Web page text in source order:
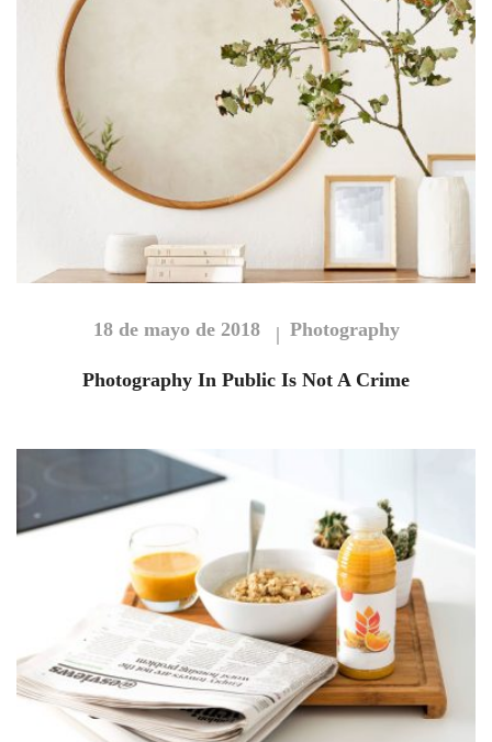
18 de mayo de 2018 Photography
Photography In Public Is Not A Crime